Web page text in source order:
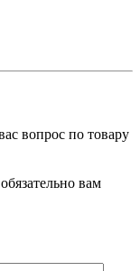
вопрос по товару
вам